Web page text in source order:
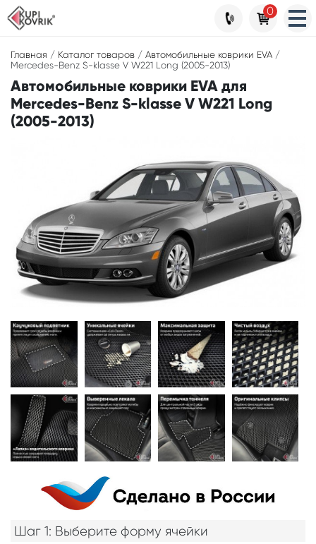
Главная / Каталог товаров / Автомобильные коврики EVA /
Mercedes-Benz S-klasse V W221 Long (2005-2013)
Автомобильные коврики EVA для
Mercedes-Benz S-klasse V W221 Long
(2005-2013)
Шаг 1: Выберите форму ячейки
0